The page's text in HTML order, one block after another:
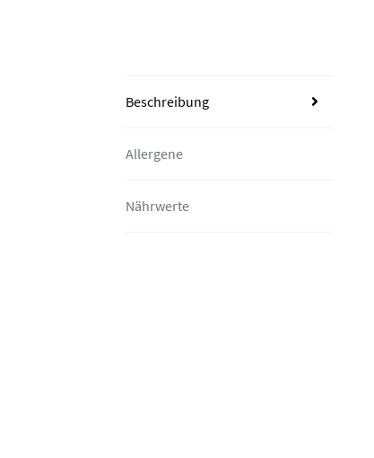
Beschreibung
Allergene
Nährwerte